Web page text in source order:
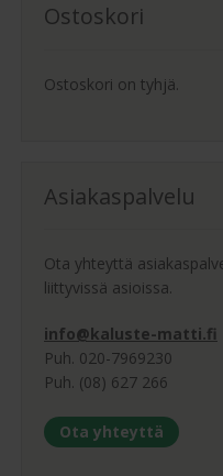
Ostoskori
Ostoskori on tyhjä.
Asiakaspalvelu
Ota yhteyttä
liittyvissä asioissa.
info@kaluste-matti.fi
Puh. 020-7969230
Puh. (08) 627 266
Ota yhteyttä